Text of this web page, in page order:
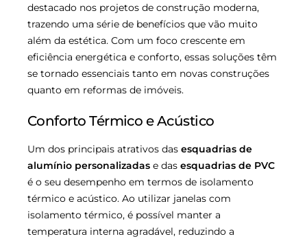
destacado nos projetos de construção moderna,
trazendo uma série de benefícios que vão muito
além da estética. Com um foco crescente em
eficiência energética e conforto, essas soluções têm
se tornado essenciais tanto em novas construções
quanto em reformas de imóveis.
Conforto Térmico e Acústico
Um dos principais atrativos das esquadrias de
alumínio personalizadas e das esquadrias de PVC
é o seu desempenho em termos de isolamento
térmico e acústico. Ao utilizar janelas com
isolamento térmico, é possível manter a
temperatura interna agradável, reduzindo a